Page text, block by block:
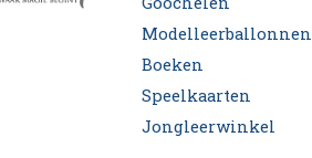
Modelleerballonnen
Boeken
Speelkaarten
Jongleerwinkel